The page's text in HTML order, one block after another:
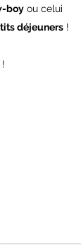
boyou celui
déjeuners!